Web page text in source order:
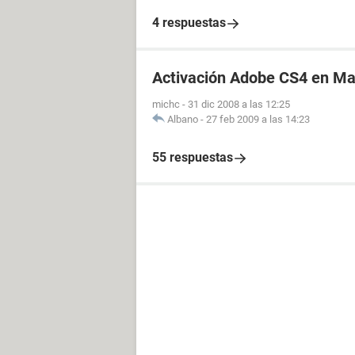
4 respuestas
Activación Adobe CS4 en
michc - 31 dic 2008 a las 12:25
Albano - 27 feb 2009 a las 14:23
55 respuestas